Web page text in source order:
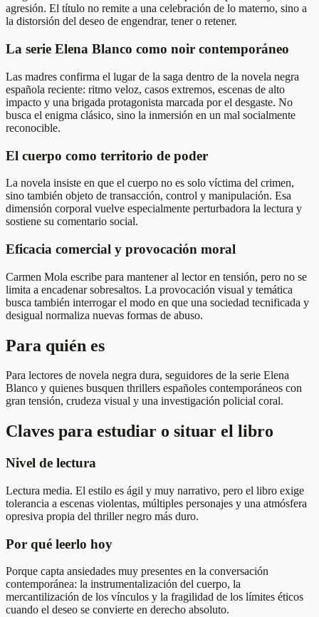
agresión. El título no remite a una celebración de lo materno, sino a
la distorsión del deseo de engendrar, tener o retener.
La serie Elena Blanco como noir contemporáneo
Las madres confirma el lugar de la saga dentro de la novela negra
española reciente: ritmo veloz, casos extremos, escenas de alto
impacto y una brigada protagonista marcada por el desgaste. No
busca el enigma clásico, sino la inmersión en un mal socialmente
reconocible.
El cuerpo como territorio de poder
La novela insiste en que el cuerpo no es solo víctima del crimen,
sino también objeto de transacción, control y manipulación. Esa
dimensión corporal vuelve especialmente perturbadora la lectura y
sostiene su comentario social.
Eficacia comercial y provocación moral
Carmen Mola escribe para mantener al lector en tensión, pero no se
limita a encadenar sobresaltos. La provocación visual y temática
busca también interrogar el modo en que una sociedad tecnificada y
desigual normaliza nuevas formas de abuso.
Para quién es
Para lectores de novela negra dura, seguidores de la serie Elena
Blanco y quienes busquen thrillers españoles contemporáneos con
gran tensión, crudeza visual y una investigación policial coral.
Claves para estudiar o situar el libro
Nivel de lectura
Lectura media. El estilo es ágil y muy narrativo, pero el libro exige
tolerancia a escenas violentas, múltiples personajes y una atmósfera
opresiva propia del thriller negro más duro.
Por qué leerlo hoy
Porque capta ansiedades muy presentes en la conversación
contemporánea: la instrumentalización del cuerpo, la
mercantilización de los vínculos y la fragilidad de los límites éticos
cuando el deseo se convierte en derecho absoluto.